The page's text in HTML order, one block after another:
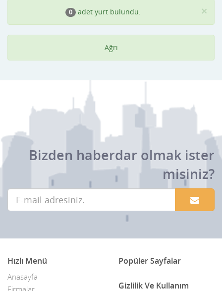
Kız Pansiyonları ×
0 adet yurt bulundu.
Ağrı
Bizden haberdar olmak ister
misiniz?
Hızlı Menü
Anasayfa
Popüler Sayfalar
Gizlilik Ve Kullanım